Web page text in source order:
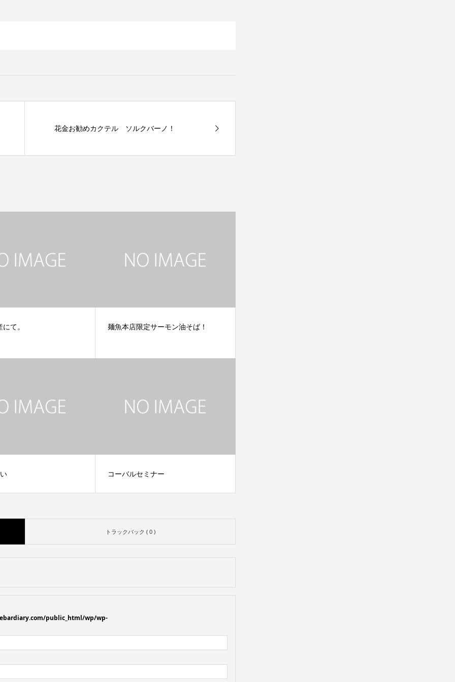
花金お勧めカクテル ソルクバーノ！
て。 麺魚本店限定サーモン油そば！
コーバルセミナー
トラックバック ( 0 )
public_html/wp/wp-